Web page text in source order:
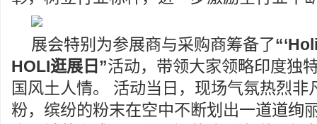
展会特别为参展商与采购商筹备了
HOLI逛展日”活动，带领大家领略印度独
国风土人情。 活动当日，现场气氛热烈非
粉，缤纷的粉末在空中不断划出一道道绚